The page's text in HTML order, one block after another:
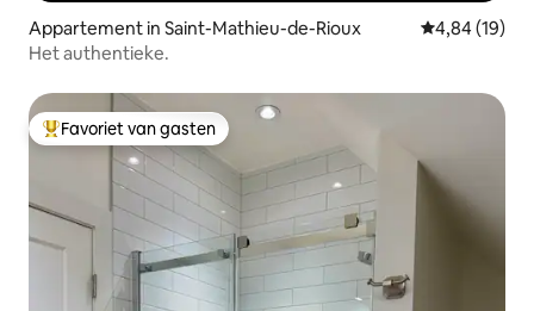
Appartement in Saint-Mathieu-de-Rioux Gemiddelde
4,84 (19)
Het authentieke.
Topfavoriet van gasten
Favoriet van gasten